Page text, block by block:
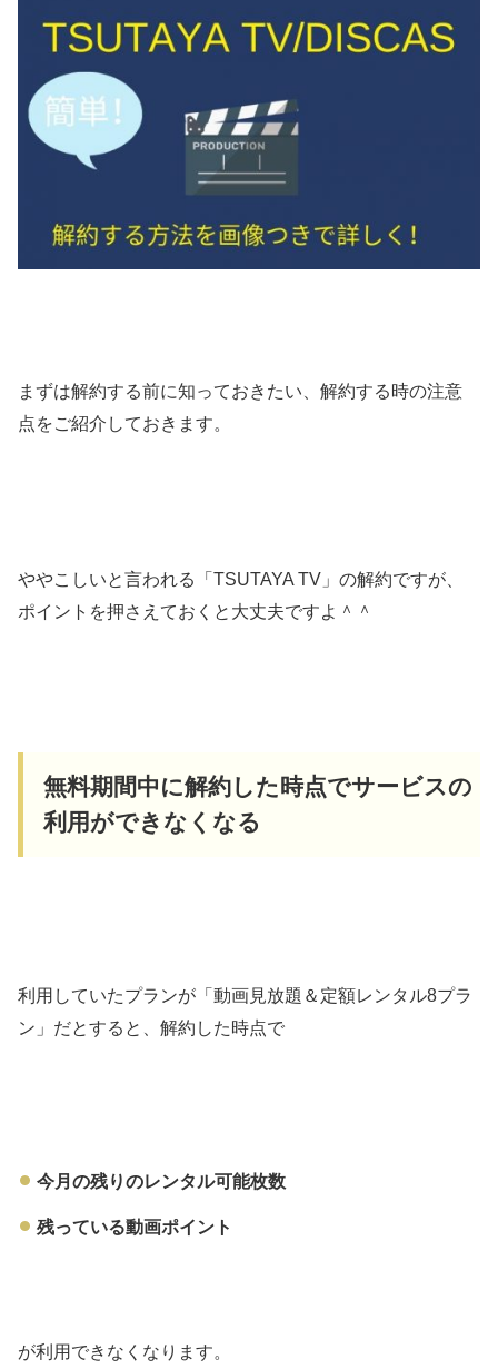
まずは解約する前に知っておきたい、解約する時の注意
点をご紹介しておきます。
ややこしいと言われる「TSUTAYA TV」の解約ですが、
ポイントを押さえておくと大丈夫ですよ＾＾
無料期間中に解約した時点でサービスの
利用ができなくなる
利用していたプランが 「動画見放題＆定額レンタル8プラ
ン」だとすると、解約した時点で
今月の残りのレンタル可能枚数
残っている動画ポイント
が利用できなくなります。